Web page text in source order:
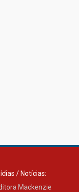
/ Notícias:
Mackenzie